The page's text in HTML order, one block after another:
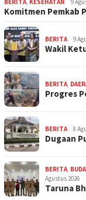
Komitmen Pemkab
BERITA 9
Wakil
BERITA
Progres
BERITA 8
Dugaan
BERITA
Agustus 2026
Taruna